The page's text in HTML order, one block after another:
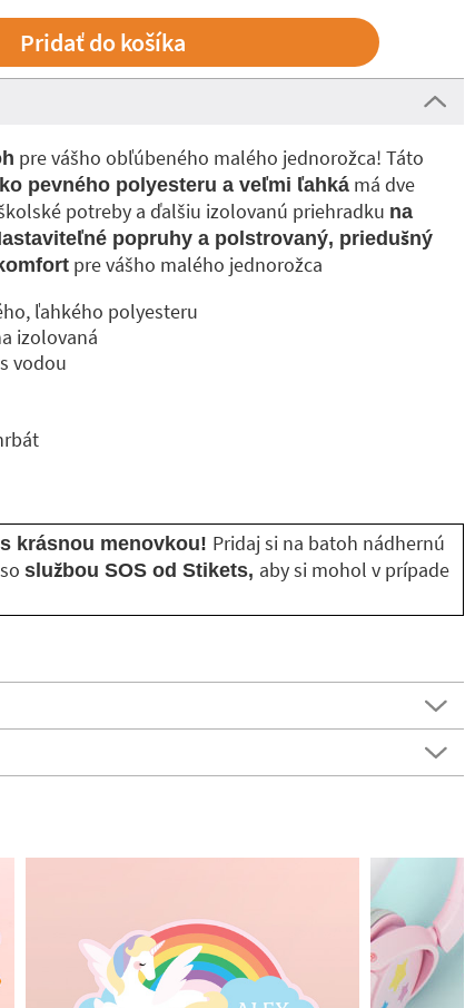
pre vášho obľúbeného malého jednorožca! Táto
pevného polyesteru a veľmi ľahkámá dve
potreby a ďalšiu izolovanú priehradku na
popruhy a polstrovaný, priedušný
pre vášho malého jednorožca
ľahkého polyesteru
izolovaná
vodou
krásnou menovkou! Pridaj si na batoh nádhernú
službou SOS od Stikets, aby si mohol v prípade